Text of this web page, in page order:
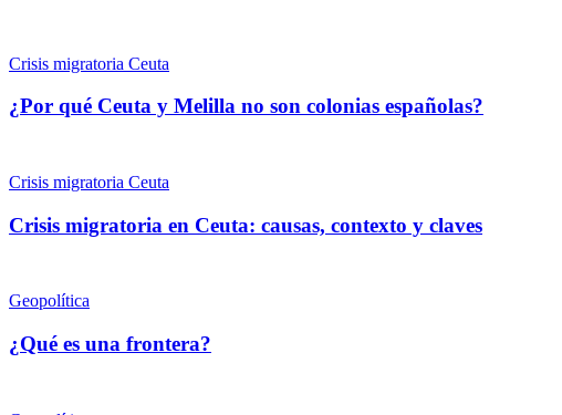
Crisis migratoria Ceuta
¿Por qué Ceuta y Melilla no son colonias españolas?
Crisis migratoria Ceuta
Crisis migratoria en Ceuta: causas, contexto y claves
Geopolítica
¿Qué es una frontera?